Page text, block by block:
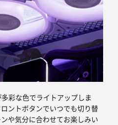
彩な色でライトアップしま
ントボタンでいつでも切り替
や気分に合わせてお楽しみい